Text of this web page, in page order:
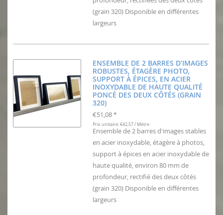
(grain 320) Disponible en différentes
largeurs
ENSEMBLE DE 2 BARRES D'IMAGES
ROBUSTES, ÉTAGÈRE PHOTO,
SUPPORT À ÉPICES, EN ACIER
INOXYDABLE DE HAUTE QUALITÉ
PONCÉ DES DEUX CÔTÉS (GRAIN
320)
€51,08 *
Prix unitaire: €42,57 / Mètre
Ensemble de 2 barres d'images stables
en acier inoxydable, étagère à photos,
support à épices en acier inoxydable de
haute qualité, environ 80 mm de
profondeur, rectifié des deux côtés
(grain 320) Disponible en différentes
largeurs